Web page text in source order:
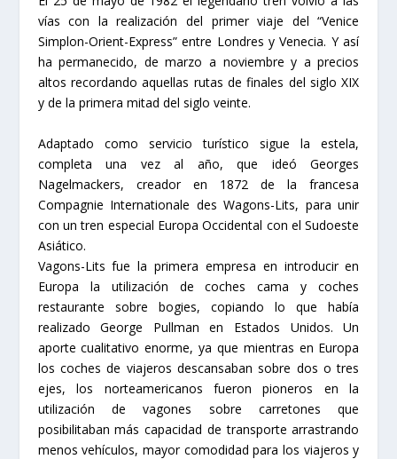
vías con la realización del primer viaje del “Venice
Simplon-Orient-Express” entre Londres y Venecia. Y así
ha permanecido, de marzo a noviembre y a precios
altos recordando aquellas rutas de finales del siglo XIX
y de la primera mitad del siglo veinte.
Adaptado como servicio turístico sigue la estela,
completa una vez al año, que ideó Georges
Nagelmackers, creador en 1872 de la francesa
Compagnie Internationale des Wagons-Lits, para unir
con un tren especial Europa Occidental con el Sudoeste
Asiático.
Vagons-Lits fue la primera empresa en introducir en
Europa la utilización de coches cama y coches
restaurante sobre bogies, copiando lo que había
realizado George Pullman en Estados Unidos. Un
aporte cualitativo enorme, ya que mientras en Europa
los coches de viajeros descansaban sobre dos o tres
ejes, los norteamericanos fueron pioneros en la
utilización de vagones sobre carretones que
posibilitaban más capacidad de transporte arrastrando
menos vehículos, mayor comodidad para los viajeros y